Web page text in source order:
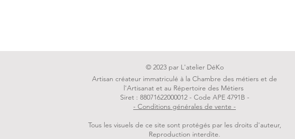
© 2023 par L'atelier DéKo
Artisan créateur immatriculé à la Chambre des métiers et de
l'Artisanat et au Répertoire des Métiers
Siret : 88071622000012 - Code APE 4791B -
- Conditions générales de vente -
Tous les visuels de ce site sont protégés par les droits d'auteur,
Reproduction interdite.